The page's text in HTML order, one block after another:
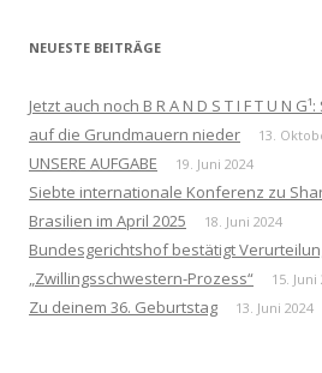
NEUESTE BEITRÄGE
Jetzt auch noch B R A N D S T I F T U N
auf die Grundmauern nieder
13.
UNSERE AUFGABE 19. Juni 2024
Siebte internationale Konferenz zu
Brasilien im April 2025
18. Juni 2024
Bundesgerichtshof bestätigt
„Zwillingsschwestern-Prozess“
15. Juni
Zu deinem 36. Geburtstag 13. Juni 2024